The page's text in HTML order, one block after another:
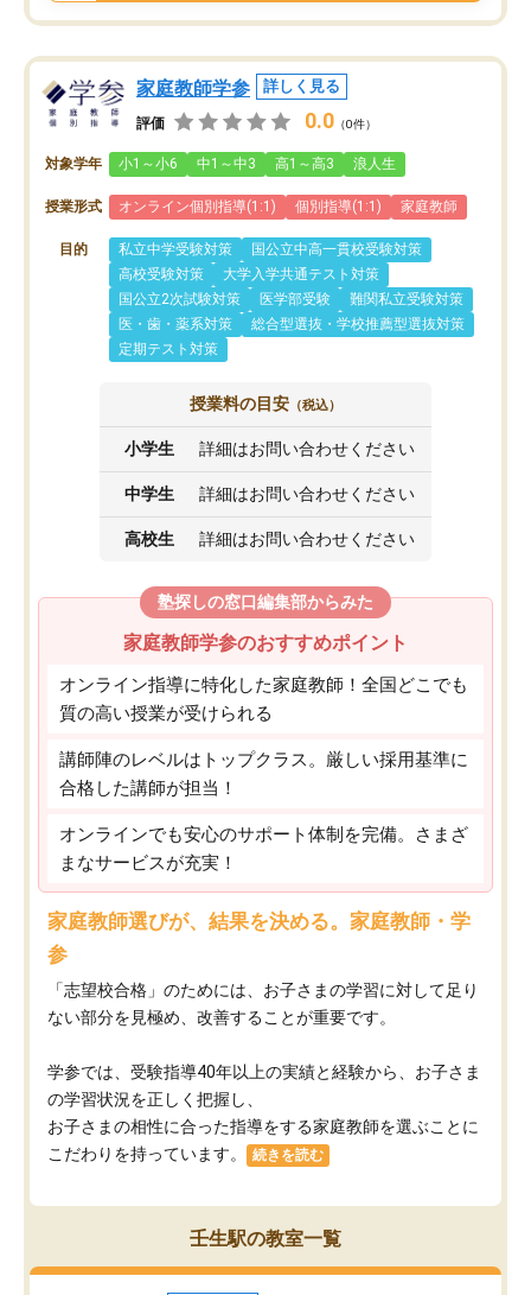
家庭教師学参 詳しく見る
評価 0.0 （0件）
対象学年 小1～小6 中1～中3 高1～高3 浪人生
授業形式 オンライン個別指導(1:1) 個別指導(1:1) 家庭教師
目的 私立中学受験対策
国公立中高一貫校受験対策
高校受験対策
大学入学共通テスト対策
国公立2次試験対策
医学部受験
難関私立受験対策
医・歯・薬系対策
総合型選抜・学校推薦型選抜対策
定期テスト対策
授業料の目安 （税込）
小学生 詳細はお問い合わせください
中学生 詳細はお問い合わせください
高校生 詳細はお問い合わせください
塾探しの窓口編集部からみた
家庭教師学参のおすすめポイント
オンライン指導に特化した家庭教師！全国どこでも
質の高い授業が受けられる
講師陣のレベルはトップクラス。厳しい採用基準に
合格した講師が担当！
オンラインでも安心のサポート体制を完備。さまざ
まなサービスが充実！
家庭教師選びが、結果を決める。家庭教師・学
参
「志望校合格」のためには、お子さまの学習に対して足り
ない部分を見極め、改善することが重要です。
学参では、受験指導40年以上の実績と経験から、お子さま
の学習状況を正しく把握し、
お子さまの相性に合った指導をする家庭教師を選ぶことに
こだわりを持っています。
続きを読む
壬生駅の教室一覧